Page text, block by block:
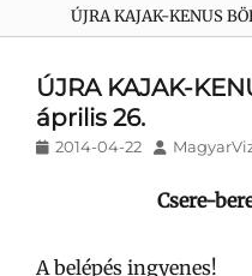
ÚJRA KAJAK-KENUS
ÚJRA KAJAK-
április 26.
Posted
2014-04-22 Author
Csere-
A belépés ingyenes!